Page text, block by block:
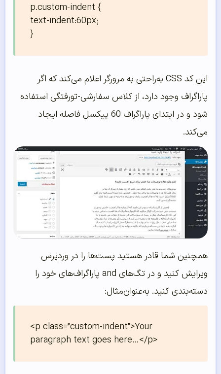
p.custom-indent {
text-indent:60px;
}
این کد CSS به‌راحتی به مرورگر اعلام می‌کند که اگر
پاراگراف وجود دارد، از کلاس سفارشی-تورفتگی استفاده
شود و در ابتدای پاراگراف 60 پیکسل فاصله ایجاد
می‌کند.
همچنین شما قادر هستید پست‌ها را در وردپرس
ویرایش کنید و در تگ‌های and پاراگراف‌های خود را
دسته‌بندی کنید. به‌عنوان‌مثال:
<p class=”custom-indent”>Your
paragraph text goes here…</p>